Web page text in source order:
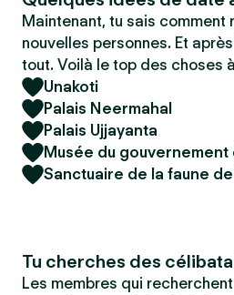
Maintenant, tu sais comment
nouvelles personnes. Et
tout. Voilà le top des choses
Unakoti
Palais Neermahal
Palais Ujjayanta
Musée du gouvernement
Sanctuaire de la faune
Tu cherches des
Les membres qui